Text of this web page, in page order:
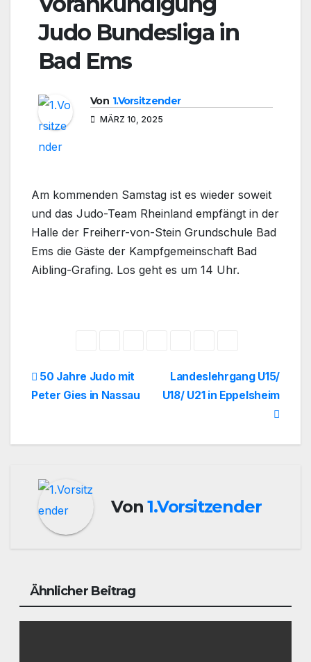
Judo Bundesliga in
Bad Ems
Von 1.Vorsitzender
MÄRZ 10, 2025
Am kommenden Samstag ist es wieder soweit
und das Judo-Team Rheinland empfängt in der
Halle der Freiherr-von-Stein Grundschule Bad
Ems die Gäste der Kampfgemeinschaft Bad
Aibling-Grafing. Los geht es um 14 Uhr.
Beitragsnavigation
Landeslehrgang U15/
U18/ U21 in Eppelsheim
50 Jahre Judo mit
Peter Gies in Nassau
Von1.Vorsitzender
Ähnlicher Beitrag